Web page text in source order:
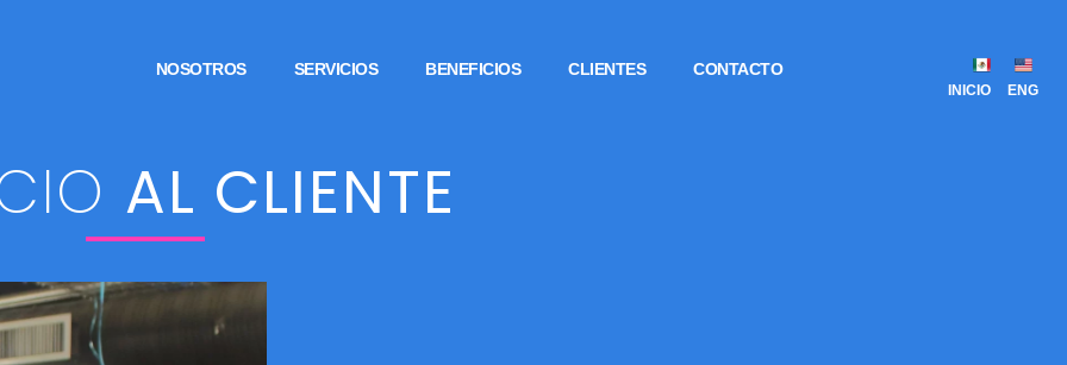
NOSOTROS SERVICIOS BENEFICIOS CLIENTES CONTACTO
INICIO ENG
AL CLIENTE